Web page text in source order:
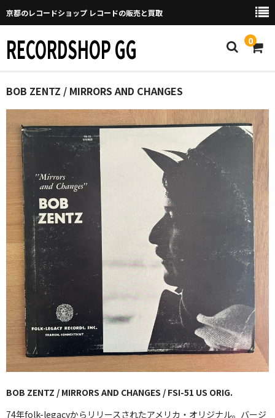
京都のレコードショップ レコードの販売と買取
RECORDSHOP GG 0
Home
マイページ
GGについて
買取について
取り置きなどについて
Categories
New Arrivals
新譜
GG RECORD （当店のレーベル）
全商品
JAZZ-US
BLUE NOTE
JAZZ-EU
BOB ZENTZ / MIRRORS AND CHANGES
BOB ZENTZ / MIRRORS AND CHANGES / FSI-51 US ORIG.
74年folk-legacyからリリースされたアメリカ・オリジナル。バージ